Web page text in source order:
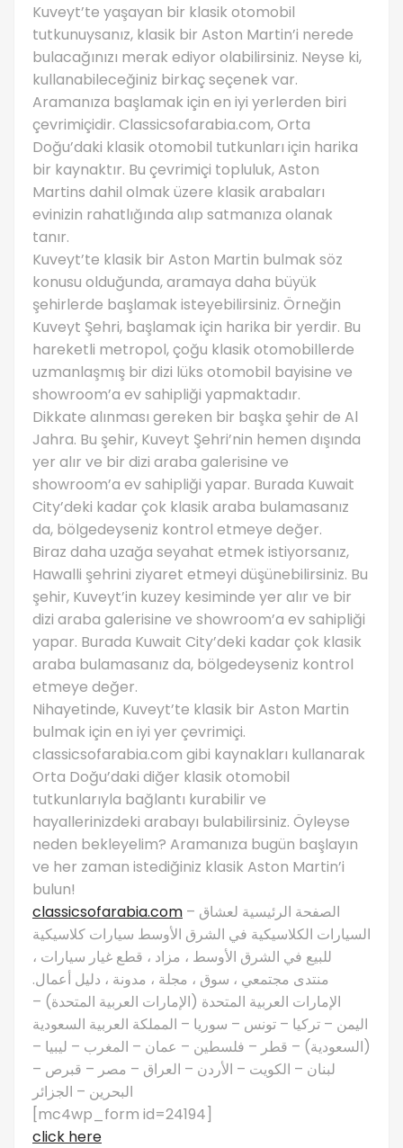
Kuveyt’te yaşayan bir klasik otomobil
tutkunuysanız, klasik bir Aston Martin’i nerede
bulacağınızı merak ediyor olabilirsiniz. Neyse ki,
kullanabileceğiniz birkaç seçenek var.
Aramanıza başlamak için en iyi yerlerden biri
çevrimiçidir. Classicsofarabia.com, Orta
Doğu’daki klasik otomobil tutkunları için harika
bir kaynaktır. Bu çevrimiçi topluluk, Aston
Martins dahil olmak üzere klasik arabaları
evinizin rahatlığında alıp satmanıza olanak
tanır.
Kuveyt’te klasik bir Aston Martin bulmak söz
konusu olduğunda, aramaya daha büyük
şehirlerde başlamak isteyebilirsiniz. Örneğin
Kuveyt Şehri, başlamak için harika bir yerdir. Bu
hareketli metropol, çoğu klasik otomobillerde
uzmanlaşmış bir dizi lüks otomobil bayisine ve
showroom’a ev sahipliği yapmaktadır.
Dikkate alınması gereken bir başka şehir de Al
Jahra. Bu şehir, Kuveyt Şehri’nin hemen dışında
yer alır ve bir dizi araba galerisine ve
showroom’a ev sahipliği yapar. Burada Kuwait
City’deki kadar çok klasik araba bulamasanız
da, bölgedeyseniz kontrol etmeye değer.
Biraz daha uzağa seyahat etmek istiyorsanız,
Hawalli şehrini ziyaret etmeyi düşünebilirsiniz. Bu
şehir, Kuveyt’in kuzey kesiminde yer alır ve bir
dizi araba galerisine ve showroom’a ev sahipliği
yapar. Burada Kuwait City’deki kadar çok klasik
araba bulamasanız da, bölgedeyseniz kontrol
etmeye değer.
Nihayetinde, Kuveyt’te klasik bir Aston Martin
bulmak için en iyi yer çevrimiçi.
classicsofarabia.com gibi kaynakları kullanarak
Orta Doğu’daki diğer klasik otomobil
tutkunlarıyla bağlantı kurabilir ve
hayallerinizdeki arabayı bulabilirsiniz. Öyleyse
neden bekleyelim? Aramanıza bugün başlayın
ve her zaman istediğiniz klasik Aston Martin’i
bulun!
classicsofarabia.com – الصفحة الرئيسية لعشاق
السيارات الكلاسيكية في الشرق الأوسط سيارات كلاسيكية
للبيع في الشرق الأوسط ، مزاد ، قطع غيار سيارات ،
منتدى مجتمعي ، سوق ، مجلة ، مدونة ، دليل أعمال.
الإمارات العربية المتحدة (الإمارات العربية المتحدة) –
اليمن – تركيا – تونس – سوريا – المملكة العربية السعودية
(السعودية) – قطر – فلسطين – عمان – المغرب – ليبيا –
لبنان – الكويت – الأردن – العراق – مصر – قبرص –
البحرين – الجزائر
[mc4wp_form id=24194]
click here